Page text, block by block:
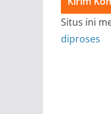
Situs ini
diproses